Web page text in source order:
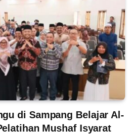
di Sampang Belajar Al-
Mushaf Isyarat